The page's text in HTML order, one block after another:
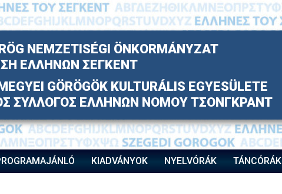
NEMZETISÉGI ÖNKORMÁNYZAT
ΕΛΛΗΝΩΝ ΣΕΓΚΕΝΤ
GÖRÖGÖK KULTURÁLIS EGYESÜLETE
ΣΥΛΛΟΓΟΣ ΕΛΛΗΝΩΝ ΝΟΜΟΥ ΤΣΟΝΓΚΡΑΝΤ
KIADVÁNYOK NYELVÓRÁK TÁNCÓRÁK